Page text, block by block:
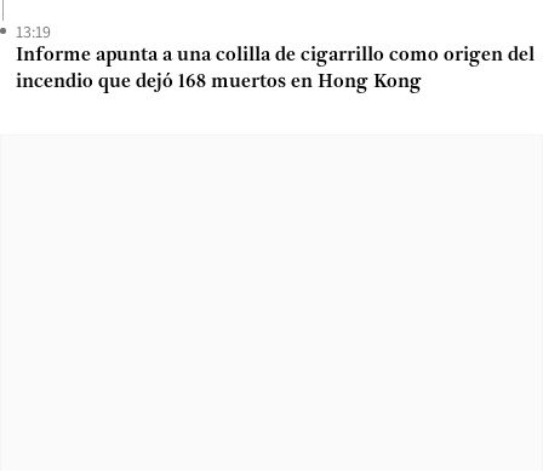
13:19
Informe apunta a una colilla de cigarrillo como origen del
incendio que dejó 168 muertos en Hong Kong